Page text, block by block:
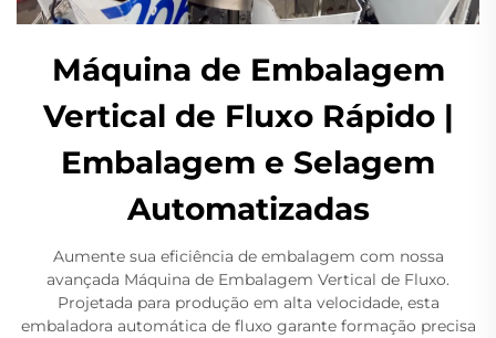
Máquina de Embalagem
Vertical de Fluxo Rápido |
Embalagem e Selagem
Automatizadas
Aumente sua eficiência de embalagem com nossa
avançada Máquina de Embalagem Vertical de Fluxo.
Projetada para produção em alta velocidade, esta
embaladora automática de fluxo garante formação precisa